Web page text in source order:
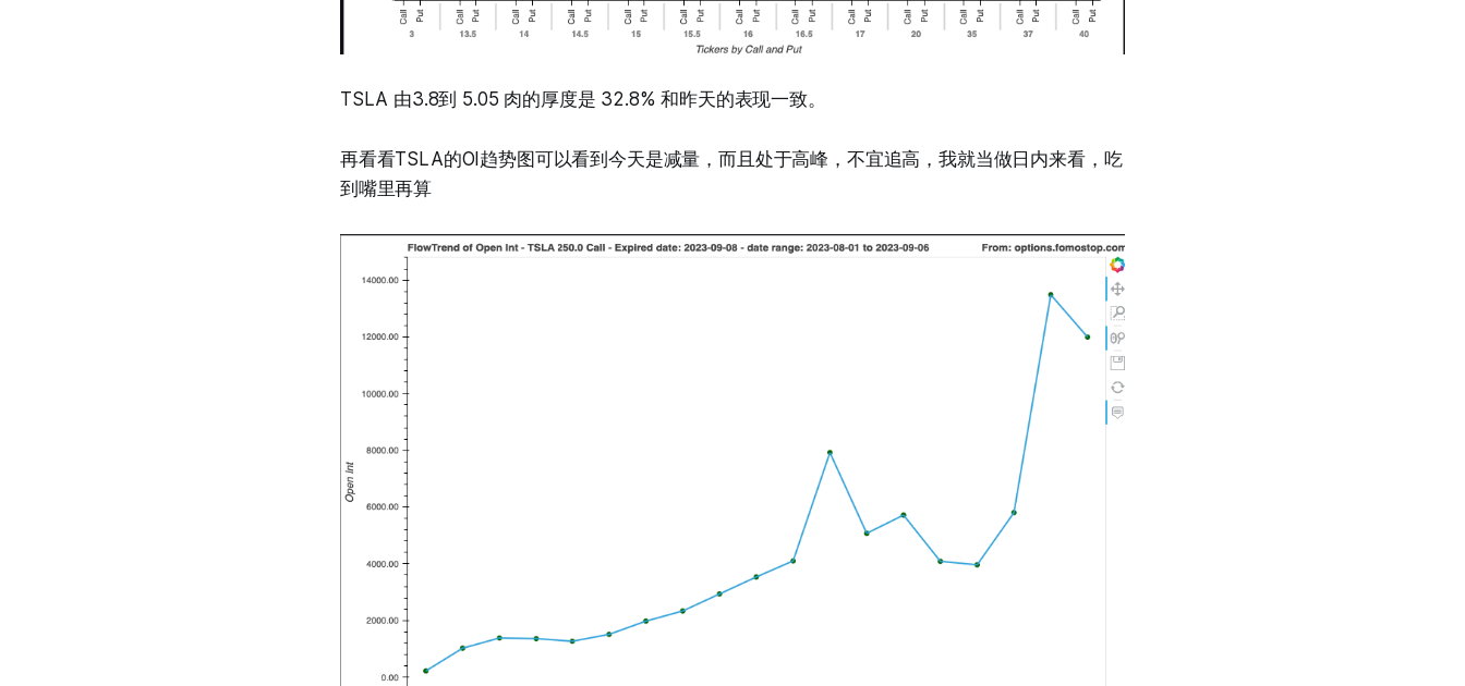
TSLA 由3.8到 5.05 肉的厚度是 32.8% 和昨天的表现一致。
再看看TSLA的OI趋势图可以看到今天是减量，而且处于高峰，不宜追高，我就当做日内来看，吃
到嘴里再算